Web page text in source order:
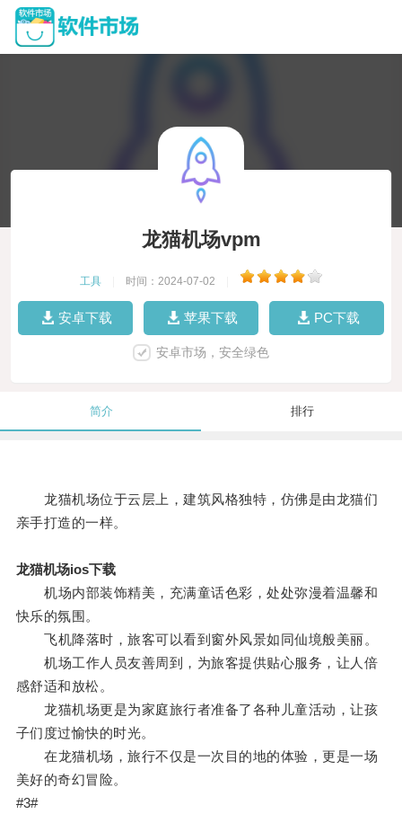
龙猫机场vpm
工具 时间：2024-07-02
安卓下载 苹果下载 PC下载
安卓市场，安全绿色
简介 排行
龙猫机场位于云层上，建筑风格独特，仿佛是由龙猫们
亲手打造的一样。
龙猫机场ios下载
机场内部装饰精美，充满童话色彩，处处弥漫着温馨和
快乐的氛围。
飞机降落时，旅客可以看到窗外风景如同仙境般美丽。
机场工作人员友善周到，为旅客提供贴心服务，让人倍
感舒适和放松。
龙猫机场更是为家庭旅行者准备了各种儿童活动，让孩
子们度过愉快的时光。
在龙猫机场，旅行不仅是一次目的地的体验，更是一场
美好的奇幻冒险。
#3#